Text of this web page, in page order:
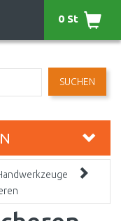
SUCHEN
0 St